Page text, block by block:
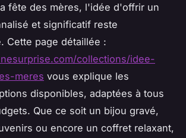
fête des mères, l'idée d'offrir un
et significatif reste
Cette page détaillée :
collections/idee-
meres vous explique les
disponibles, adaptées à tous
Que ce soit un bijou gravé,
ou encore un coffret relaxant,